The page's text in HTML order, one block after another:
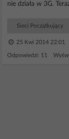
nie działa w 3G.
Sieci Początkujący
25 Kwi 2014 22:01
Odpowiedzi: 11